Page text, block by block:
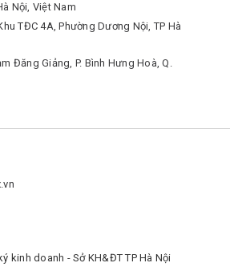
Nội, Việt Nam
TĐC 4A, Phường Dương Nội, TP Hà
Đăng Giảng, P. Bình Hưng Hoà, Q.
kinh doanh - Sở KH&ĐT TP Hà Nội